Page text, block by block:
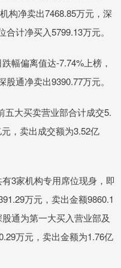
构净卖出7468.85万元，深
计净买入5799.13万元。
幅偏离值达-7.74%上榜，
通净卖出9390.77万元。
五大买卖营业部合计成交5.
，卖出成交额为3.52亿
3家机构专用席位现身，即
万元，卖出金额9860.1
通为第一大买入营业部及
万元，卖出金额为1.76亿